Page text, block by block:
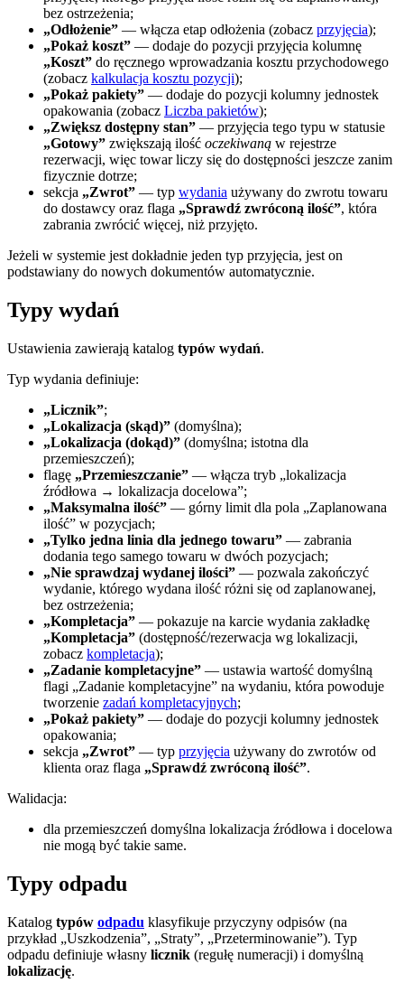
bez ostrzeżenia;
„Odłożenie” — włącza etap odłożenia (zobacz przyjęcia);
„Pokaż koszt” — dodaje do pozycji przyjęcia kolumnę
„Koszt” do ręcznego wprowadzania kosztu przychodowego
(zobacz kalkulacja kosztu pozycji);
„Pokaż pakiety” — dodaje do pozycji kolumny jednostek
opakowania (zobacz Liczba pakietów);
„Zwiększ dostępny stan” — przyjęcia tego typu w statusie
„Gotowy” zwiększają ilość oczekiwaną w rejestrze
rezerwacji, więc towar liczy się do dostępności jeszcze zanim
fizycznie dotrze;
sekcja „Zwrot” — typ wydania używany do zwrotu towaru
do dostawcy oraz flaga „Sprawdź zwróconą ilość”, która
zabrania zwrócić więcej, niż przyjęto.
Jeżeli w systemie jest dokładnie jeden typ przyjęcia, jest on
podstawiany do nowych dokumentów automatycznie.
Typy wydań
Ustawienia zawierają katalog typów wydań.
Typ wydania definiuje:
„Licznik”;
„Lokalizacja (skąd)” (domyślna);
„Lokalizacja (dokąd)” (domyślna; istotna dla
przemieszczeń);
flagę „Przemieszczanie” — włącza tryb „lokalizacja
źródłowa → lokalizacja docelowa”;
„Maksymalna ilość” — górny limit dla pola „Zaplanowana
ilość” w pozycjach;
„Tylko jedna linia dla jednego towaru” — zabrania
dodania tego samego towaru w dwóch pozycjach;
„Nie sprawdzaj wydanej ilości” — pozwala zakończyć
wydanie, którego wydana ilość różni się od zaplanowanej,
bez ostrzeżenia;
„Kompletacja” — pokazuje na karcie wydania zakładkę
„Kompletacja” (dostępność/rezerwacja wg lokalizacji,
zobacz kompletacja);
„Zadanie kompletacyjne” — ustawia wartość domyślną
flagi „Zadanie kompletacyjne” na wydaniu, która powoduje
tworzenie zadań kompletacyjnych;
„Pokaż pakiety” — dodaje do pozycji kolumny jednostek
opakowania;
sekcja „Zwrot” — typ przyjęcia używany do zwrotów od
klienta oraz flaga „Sprawdź zwróconą ilość”.
Walidacja:
dla przemieszczeń domyślna lokalizacja źródłowa i docelowa
nie mogą być takie same.
Typy odpadu
Katalog typów odpadu klasyfikuje przyczyny odpisów (na
przykład „Uszkodzenia”, „Straty”, „Przeterminowanie”). Typ
odpadu definiuje własny licznik (regułę numeracji) i domyślną
lokalizację.